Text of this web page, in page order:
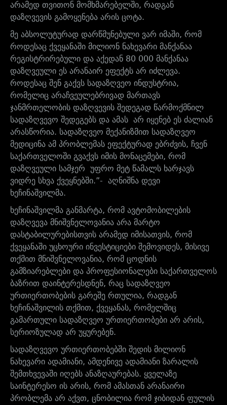
არამედ თვითონ მომხმარებელში, რადგან
დაზღვევის გამოყენება არის ცოტა.
მე აბსოლუტურად დარწმუნებული ვარ იმაში, რომ
როდესაც ქვეყანაში მილიონ ნახევარი მანქანაა
რეგისტრირებული და აქედან 80 000 მანქანაა
დაზღვეული ეს არანაირ ეფექტს არ იძლევა.
როდესაც შენ გაქვს სადაზღვეო ინდუსტრია,
რომელიც არაჩვეულებრივად მართავს
ჯანმრთელობის დაზღვევის შედეგად წარმოქმნილ
სადაზღვევო შედეგებს და ამას არ იყენებ ეს ძალიან
არასწორია. სადაზღვეო მექანიზმით სადაზღვეო
მედიცინა ამ პრობლემას ეფექტურად ებრძვის, ჩვენ
საქართველოში გვაქვს იმის მონაცემები, რომ
დაზღვეული სამჯერ უფრო მეტ წამალს ხარჯავს
ვიდრე სხვა ქვეყნებში.”- აღნიშნა დევი
ხეჩინაშვილმა.
ხეჩინაშვილმა განმარტა, რომ ავტომობილების
დაზღვევა მნიშვნელოვანია არა მარტო
დასტაბილურებისთვის არამედ იმისათვის, რომ
ქვეყანაში უცხოური ინვესტიციები შემოვიდეს, მისივე
თქმით მნიშვნელოვანია, რომ ცოდნის
გამზიარებლები და პროფესიონალები საქართველოს
ბაზრით დაინტერესდნენ, რაც სადაზღვეო
ურთიერთობების გარეშე რთულია, რადგან
ხეჩინაშვილის თქმით, ქვეყანას, რომელშიც
გამართული სადაზღვეო ურთიერთობები არ არის,
სერიოზულად არ უყურებენ.
სადაზღვევო ურთიერთობებში შედის მილიონ
ნახევარი ადამიანი, ამდენივე ადამიანი ზარალის
შემთხვევაში იღებს ანაზღაურებას. ყველაზე
საინტერესო ის არის, რომ ამასთან არანაირი
პრობლემა არ აქვთ, ცნობილია რომ ჯიბიდან ფულის